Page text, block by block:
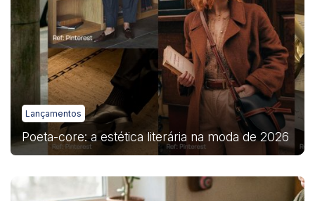
Lançamentos
Poeta-core: a estética literária na moda de 2026